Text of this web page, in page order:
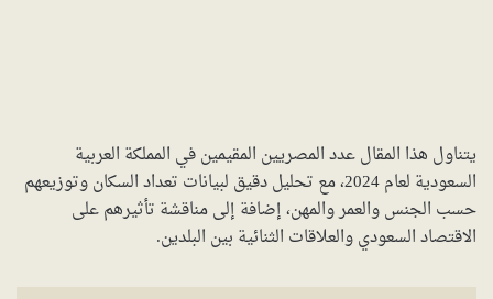
يتناول هذا المقال عدد المصريين المقيمين في المملكة العربية
السعودية لعام 2024، مع تحليل دقيق لبيانات تعداد السكان وتوزيعهم
حسب الجنس والعمر والمهن، إضافة إلى مناقشة تأثيرهم على
الاقتصاد السعودي والعلاقات الثنائية بين البلدين.